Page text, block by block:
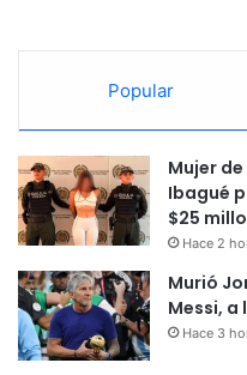
Popular
Mujer
Ibagué
$25
Hace 2
Murió
Messi, a
Hace 3